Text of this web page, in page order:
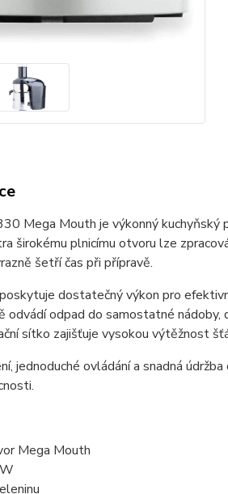
Mega Mouth je výkonný kuchyňský
širokému plnicímu otvoru lze
šetří čas při přípravě.
dostatečný výkon pro
odvádí odpad do samostatné
sítko zajišťuje vysokou výtěžnost
jednoduché ovládání a snadná
Mega Mouth